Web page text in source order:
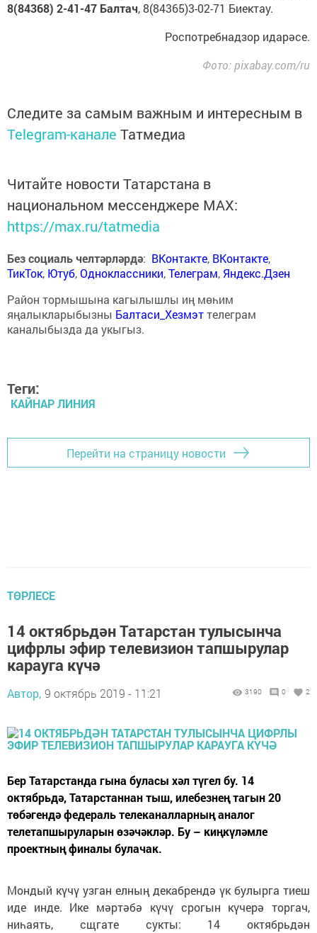
8(84368) 2-41-47 Балтач, 8(84365)3-02-71 Биектау.
Роспотребнадзор идарәсе.
Фото: pixabay.com/ru
Следите за самым важным и интересным в
Telegram-канале Татмедиа
Читайте новости Татарстана в
национальном мессенджере MАХ:
https://max.ru/tatmedia
Без социаль челтәрләрдә: ВКонтакте, ВКонтакте,
ТикТок, Ютуб,Одноклассники,Телеграм, Яндекс.Дзен
Район тормышына кагылышлы иң мөһим
яңалыкларыбызны Балтаси_Хезмэттелеграм
каналыбызда да укыгыз.
Теги:
КАЙНАР ЛИНИЯ
Перейти на страницу новости
ТӨРЛЕСЕ
14 октябрьдән Татарстан тулысынча
цифрлы эфир телевизион тапшырулар
карауга күчә
Автор, 9 октябрь 2019 - 11:21 3190 0 2
Бер Татарстанда гына буласы хәл түгел бу. 14
октябрьдә, Татарстаннан тыш, илебезнең тагын 20
төбәгендә федераль телеканалларның аналог
телетапшыруларын өзәчәкләр. Бу – киңкүләмле
проектның финалы булачак.
Мондый күчү узган елның декабрендә үк булырга тиеш
иде инде. Ике мәртәбә күчү срогын күчерә торгач,
ниһаять, сщгате сукты: 14 октябрьдән